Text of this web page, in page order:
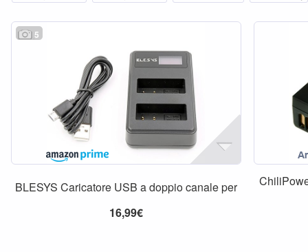
5
BLESYS Caricatore USB a doppio canale per
16,99€